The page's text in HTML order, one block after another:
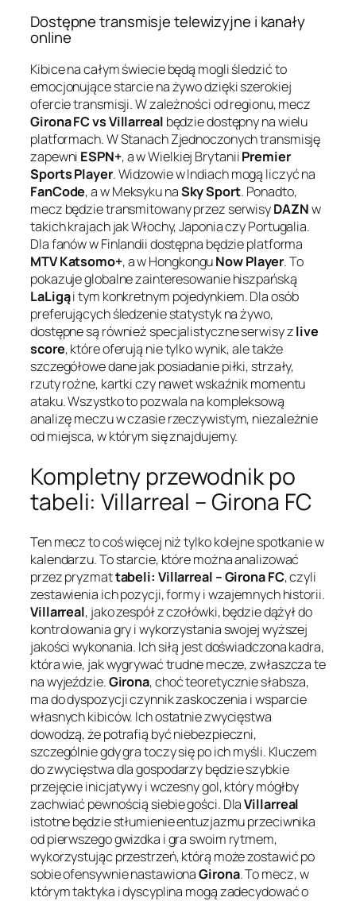
Dostępne transmisje telewizyjne i kanały
online
Kibice na całym świecie będą mogli śledzić to
emocjonujące starcie na żywo dzięki szerokiej
ofercie transmisji. W zależności od regionu, mecz
Girona FC vs Villarreal będzie dostępny na wielu
platformach. W Stanach Zjednoczonych transmisję
zapewni ESPN+, a w Wielkiej BrytaniiPremier
Sports Player. Widzowie w Indiach mogą liczyć na
FanCode, a w Meksyku naSky Sport. Ponadto,
mecz będzie transmitowany przez serwisyDAZNw
takich krajach jak Włochy, Japonia czy Portugalia.
Dla fanów w Finlandii dostępna będzie platforma
MTV Katsomo+, a w HongkonguNow Player. To
pokazuje globalne zainteresowanie hiszpańską
LaLigąi tym konkretnym pojedynkiem. Dla osób
preferujących śledzenie statystyk na żywo,
dostępne są również specjalistyczne serwisy zlive
score, które oferują nie tylko wynik, ale także
szczegółowe dane jak posiadanie piłki, strzały,
rzuty rożne, kartki czy nawet wskaźnik momentu
ataku. Wszystko to pozwala na kompleksową
analizę meczu w czasie rzeczywistym, niezależnie
od miejsca, w którym się znajdujemy.
Kompletny przewodnik po
tabeli: Villarreal – Girona FC
Ten mecz to coś więcej niż tylko kolejne spotkanie w
kalendarzu. To starcie, które można analizować
przez pryzmattabeli: Villarreal – Girona FC, czyli
zestawienia ich pozycji, formy i wzajemnych historii.
Villarreal, jako zespół z czołówki, będzie dążył do
kontrolowania gry i wykorzystania swojej wyższej
jakości wykonania. Ich siłą jest doświadczona kadra,
która wie, jak wygrywać trudne mecze, zwłaszcza te
na wyjeździe.Girona, choć teoretycznie słabsza,
ma do dyspozycji czynnik zaskoczenia i wsparcie
własnych kibiców. Ich ostatnie zwycięstwa
dowodzą, że potrafią być niebezpieczni,
szczególnie gdy gra toczy się po ich myśli. Kluczem
do zwycięstwa dla gospodarzy będzie szybkie
przejęcie inicjatywy i wczesny gol, który mógłby
zachwiać pewnością siebie gości. DlaVillarreal
istotne będzie stłumienie entuzjazmu przeciwnika
od pierwszego gwizdka i gra swoim rytmem,
wykorzystując przestrzeń, którą może zostawić po
sobie ofensywnie nastawionaGirona. To mecz, w
którym taktyka i dyscyplina mogą zadecydować o